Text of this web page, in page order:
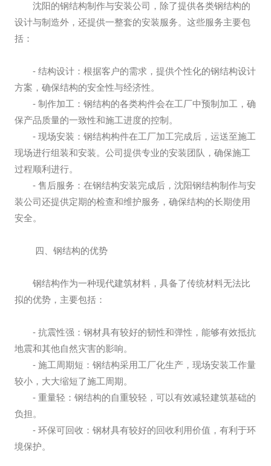
沈阳的钢结构制作与安装公司，除了提供各类钢结构的
设计与制造外，还提供一整套的安装服务。这些服务主要包
括：
- 结构设计：根据客户的需求，提供个性化的钢结构设计
方案，确保结构的安全性与经济性。
- 制作加工：钢结构的各类构件会在工厂中预制加工，确
保产品质量的一致性和施工进度的控制。
- 现场安装：钢结构构件在工厂加工完成后，运送至施工
现场进行组装和安装。公司提供专业的安装团队，确保施工
过程顺利进行。
- 售后服务：在钢结构安装完成后，沈阳钢结构制作与安
装公司还提供定期的检查和维护服务，确保结构的长期使用
安全。
四、钢结构的优势
钢结构作为一种现代建筑材料，具备了传统材料无法比
拟的优势，主要包括：
- 抗震性强：钢材具有较好的韧性和弹性，能够有效抵抗
地震和其他自然灾害的影响。
- 施工周期短：钢结构采用工厂化生产，现场安装工作量
较小，大大缩短了施工周期。
- 重量轻：钢结构的自重较轻，可以有效减轻建筑基础的
负担。
- 环保可回收：钢材具有较好的回收利用价值，有利于环
境保护。